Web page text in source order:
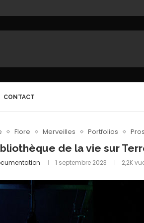
CONTACT
Flore Merveilles Portfolios
de la vie sur
1 septembre 2023 2,2K